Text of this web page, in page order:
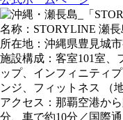
名称：STORYLINE 瀬
所在地：沖縄県豊見城
施設構成：客室101室、
ップ、インフィニティ
ンジ、フィットネス （
アクセス：那覇空港か
分、車で約10分／国際